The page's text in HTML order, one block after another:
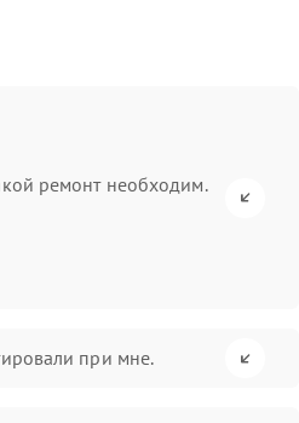
ремонт необходим.
при мне.